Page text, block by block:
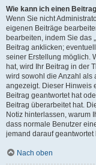
Wie kann ich einen
Wenn Sie nicht
eigenen Beiträge
bearbeiten, indem Sie das
Beitrag anklicken;
seiner Erstellung möglich.
hat, wird Ihr Beitrag in der
wird sowohl die Anzahl als
angezeigt. Dieser Hinweis
Beitrag geantwortet hat
Beitrag überarbeitet hat.
Notiz hinterlassen, warum
dass normale Benutzer
jemand darauf geantwortet
Nach oben